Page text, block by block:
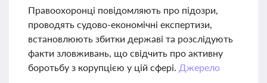
Правоохоронці повідомляють про підозри,
проводять судово-економічні експертизи,
встановлюють збитки державі та розслідують
факти зловживань, що свідчить про активну
боротьбу з корупцією у цій сфері. Джерело